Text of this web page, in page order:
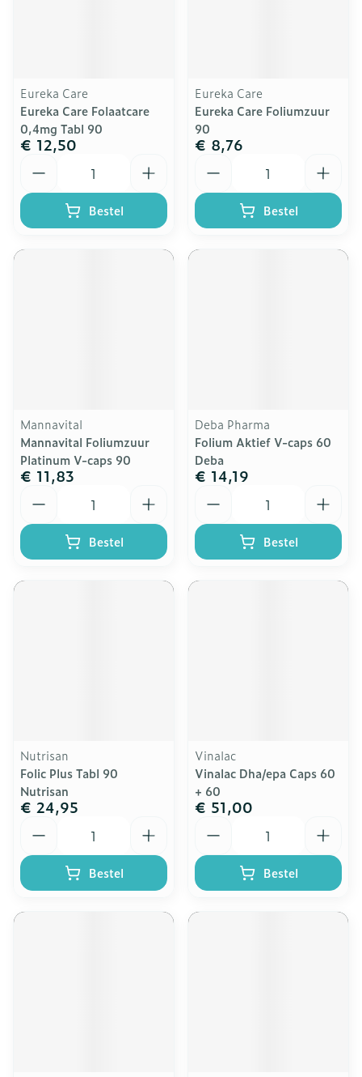
Eureka Care
Eureka Care Folaatcare
0,4mg Tabl 90
€ 12,50
Bestel
Eureka Care
Eureka Care Foliumzuur
90
€ 8,76
Bestel
Mannavital
Mannavital Foliumzuur
Platinum V-caps 90
€ 11,83
Bestel
Deba Pharma
Folium Aktief V-caps 60
Deba
€ 14,19
Bestel
Nutrisan
Folic Plus Tabl 90
Nutrisan
€ 24,95
Bestel
Vinalac
Vinalac Dha/epa Caps 60
+ 60
€ 51,00
Bestel